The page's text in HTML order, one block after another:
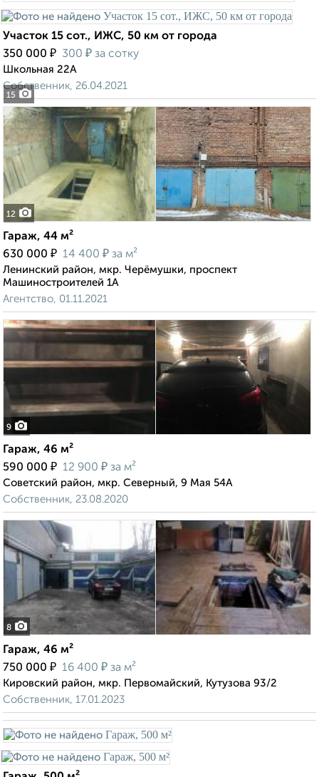
15
Участок 15 сот., ИЖС, 50 км от города
350 000 ₽ 300 ₽ за сотку
Школьная 22А
Собственник, 26.04.2021
12
Гараж, 44 м²
630 000 ₽ 14 400 ₽ за м²
Ленинский район, мкр. Черёмушки, проспект
Машиностроителей 1А
Агентство, 01.11.2021
9
Гараж, 46 м²
590 000 ₽ 12 900 ₽ за м²
Советский район, мкр. Северный, 9 Мая 54А
Собственник, 23.08.2020
8
Гараж, 46 м²
750 000 ₽ 16 400 ₽ за м²
Кировский район, мкр. Первомайский, Кутузова 93/2
Собственник, 17.01.2023